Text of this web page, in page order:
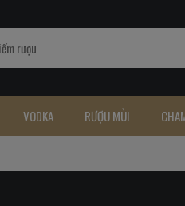
VODKA RƯỢU MÙI